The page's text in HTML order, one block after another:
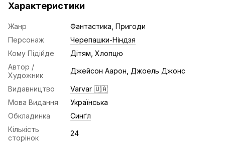
Характеристики
Жанр
Фантастика, Пригоди
Персонаж
Черепашки-Ніндзя
Кому Підійде
Дітям, Хлопцю
Автор /
Художник
Джейсон Аарон, Джоель Джонс
Видавництво
Varvar 🇺🇦
Мова Видання
Українська
Обкладинка
Синґл
Кількість
сторінок
24